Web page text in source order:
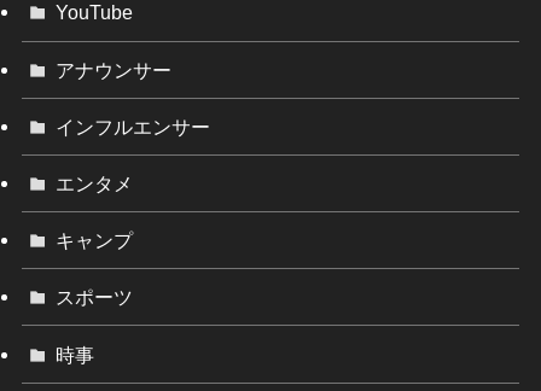
YouTube
アナウンサー
インフルエンサー
エンタメ
キャンプ
スポーツ
時事